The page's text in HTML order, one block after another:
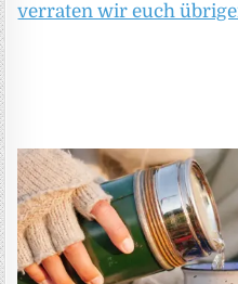
verraten wir euch